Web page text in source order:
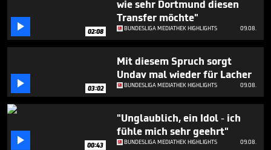
seconds
 02:08
wie sehr Dortmund diesen
Transfer möchte"
BUNDESLIGA MEDIATHEK HIGHLIGHTS 09.08.
 03:02
Mit diesem Spruch sorgt
Undav mal wieder für Lacher
BUNDESLIGA MEDIATHEK HIGHLIGHTS 09.08.
 00:43
"Unglaublich, ein Idol - ich
fühle mich sehr geehrt"
BUNDESLIGA MEDIATHEK HIGHLIGHTS 09.08.